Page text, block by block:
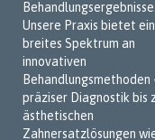
Behandlungsergebnisse.
Unsere Praxis bietet ein
breites Spektrum an
innovativen
Behandlungsmethoden
präziser Diagnostik bis
ästhetischen
Zahnersatzlösungen